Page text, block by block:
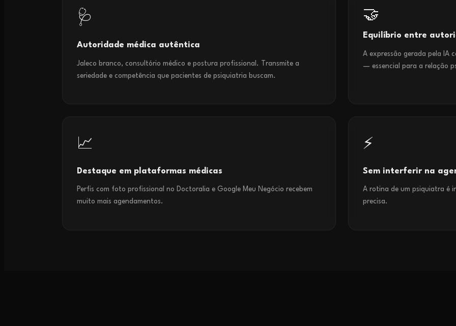
🩺
Autoridade médica autêntica
Jaleco branco, consultório médico e postura profissional. Transmite a
seriedade e competência que pacientes de psiquiatria buscam.
🤝
Equilíbrio entre
A expressão gerada pela IA
— essencial para a relação
📈
Destaque em plataformas médicas
Perfis com foto profissional no Doctoralia e Google Meu Negócio recebem
muito mais agendamentos.
⚡
Sem interferir na
A rotina de um psiquiatra é
precisa.